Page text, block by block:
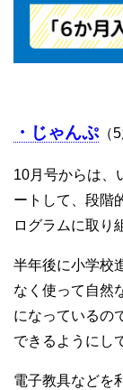
・じゃんぷ（5
10月号からは、
ートして、段階
ログラムに取り
半年後に小学校
なく使って自然
になっているの
できるようにし
電子教具などを